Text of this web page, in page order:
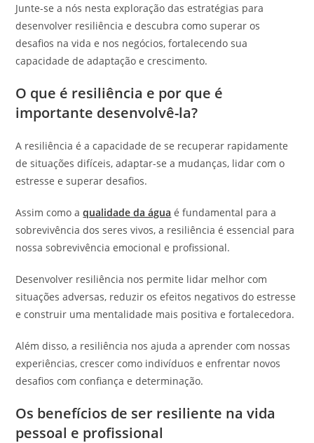
Junte-se a nós nesta exploração das estratégias para
desenvolver resiliência e descubra como superar os
desafios na vida e nos negócios, fortalecendo sua
capacidade de adaptação e crescimento.
O que é resiliência e por que é
importante desenvolvê-la?
A resiliência é a capacidade de se recuperar rapidamente
de situações difíceis, adaptar-se a mudanças, lidar com o
estresse e superar desafios.
Assim como aqualidade da água é fundamental para a
sobrevivência dos seres vivos, a resiliência é essencial para
nossa sobrevivência emocional e profissional.
Desenvolver resiliência nos permite lidar melhor com
situações adversas, reduzir os efeitos negativos do estresse
e construir uma mentalidade mais positiva e fortalecedora.
Além disso, a resiliência nos ajuda a aprender com nossas
experiências, crescer como indivíduos e enfrentar novos
desafios com confiança e determinação.
Os benefícios de ser resiliente na vida
pessoal e profissional